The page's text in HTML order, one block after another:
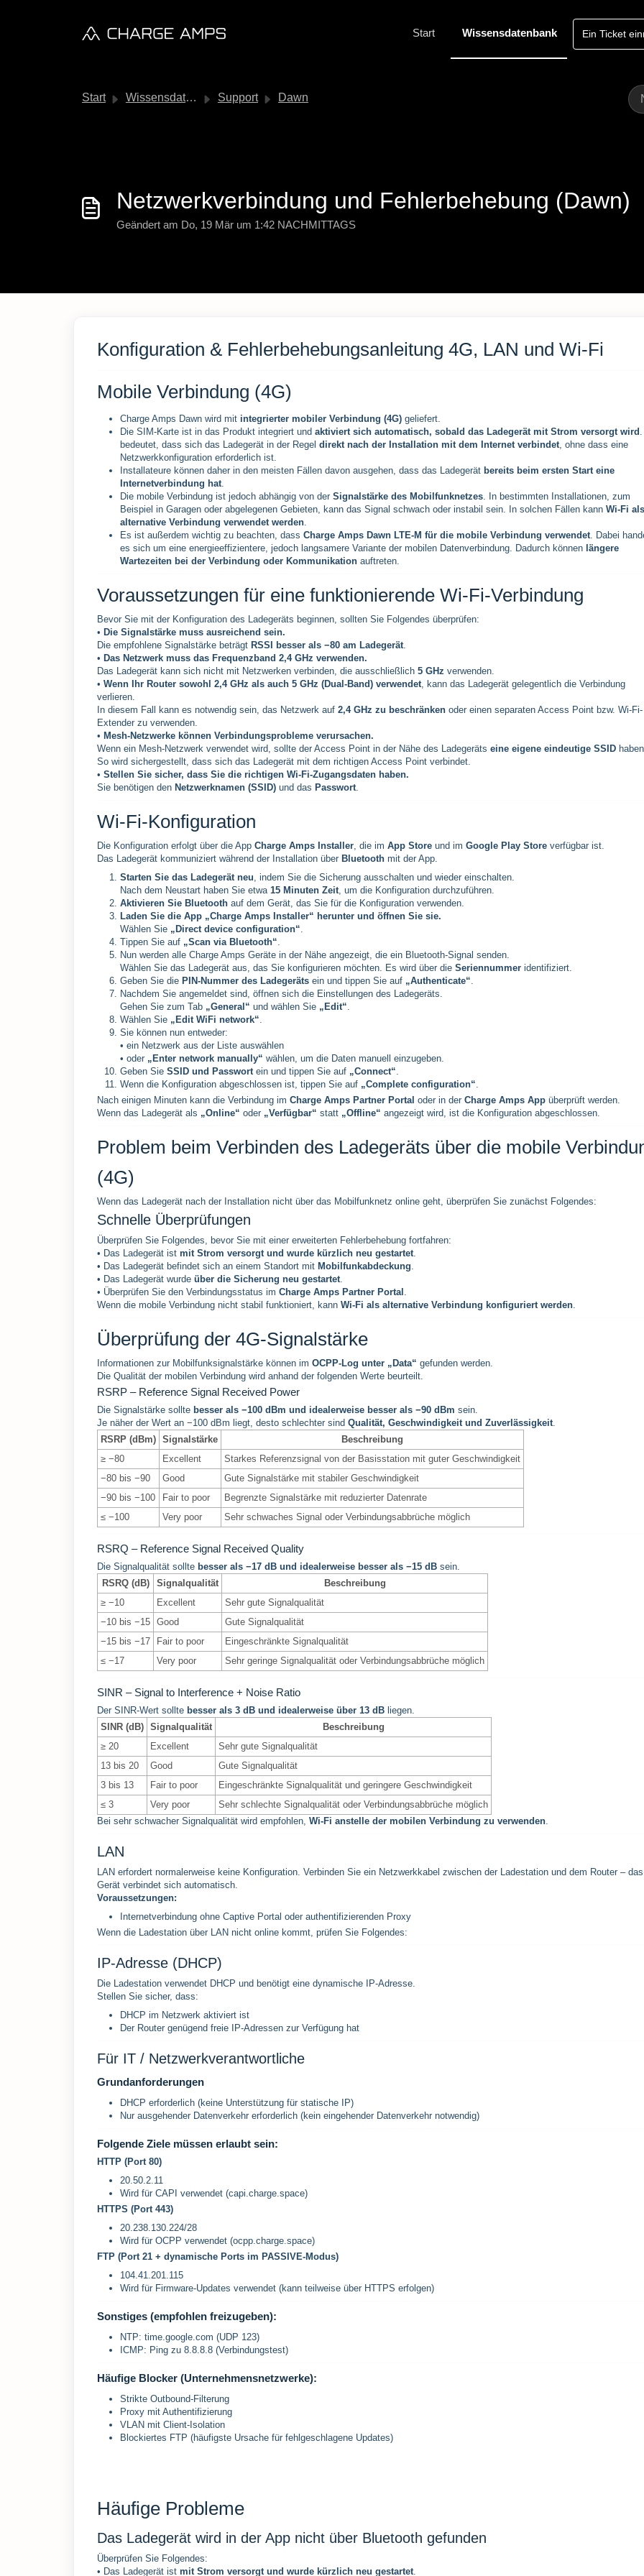
Start Wissensdatenbank Ein Ticket
Start Wissensdatenbank Support Dawn
Netzwerkverbindung und Fehlerbehebung (Dawn)
Geändert am Do, 19 Mär um 1:42 NACHMITTAGS
Konfiguration & Fehlerbehebungsanleitung 4G, LAN und Wi-Fi
Mobile Verbindung (4G)
Charge Amps Dawn wird mit integrierter mobiler Verbindung (4G) geliefert.
Die SIM-Karte ist in das Produkt integriert und aktiviert sich automatisch, sobald das Ladegerät mit Strom versorgt wird
bedeutet, dass sich das Ladegerät in der Regel direkt nach der Installation mit dem Internet verbindet, ohne dass eine
Netzwerkkonfiguration erforderlich ist.
Installateure können daher in den meisten Fällen davon ausgehen, dass das Ladegerät bereits beim ersten Start eine
Internetverbindung hat.
Die mobile Verbindung ist jedoch abhängig von der Signalstärke des Mobilfunknetzes. In bestimmten Installationen, zum
Beispiel in Garagen oder abgelegenen Gebieten, kann das Signal schwach oder instabil sein. In solchen Fällen kann Wi-Fi als
alternative Verbindung verwendet werden.
Es ist außerdem wichtig zu beachten, dass Charge Amps Dawn LTE-M für die mobile Verbindung verwendet. Dabei
es sich um eine energieeffizientere, jedoch langsamere Variante der mobilen Datenverbindung. Dadurch können längere
Wartezeiten bei der Verbindung oder Kommunikation auftreten.
Voraussetzungen für eine funktionierende Wi-Fi-Verbindung
Bevor Sie mit der Konfiguration des Ladegeräts beginnen, sollten Sie Folgendes überprüfen:
• Die Signalstärke muss ausreichend sein.
Die empfohlene Signalstärke beträgt RSSI besser als −80 am Ladegerät.
• Das Netzwerk muss das Frequenzband 2,4 GHz verwenden.
Das Ladegerät kann sich nicht mit Netzwerken verbinden, die ausschließlich 5 GHz verwenden.
• Wenn Ihr Router sowohl 2,4 GHz als auch 5 GHz (Dual-Band) verwendet, kann das Ladegerät gelegentlich die Verbindung
verlieren.
In diesem Fall kann es notwendig sein, das Netzwerk auf 2,4 GHz zu beschränken oder einen separaten Access Point bzw. Wi-Fi-
Extender zu verwenden.
• Mesh-Netzwerke können Verbindungsprobleme verursachen.
Wenn ein Mesh-Netzwerk verwendet wird, sollte der Access Point in der Nähe des Ladegeräts eine eigene eindeutige SSID
So wird sichergestellt, dass sich das Ladegerät mit dem richtigen Access Point verbindet.
• Stellen Sie sicher, dass Sie die richtigen Wi-Fi-Zugangsdaten haben.
Sie benötigen den Netzwerknamen (SSID) und das Passwort.
Wi-Fi-Konfiguration
Die Konfiguration erfolgt über die App Charge Amps Installer, die im App Store und im Google Play Store verfügbar ist.
Das Ladegerät kommuniziert während der Installation über Bluetooth mit der App.
Starten Sie das Ladegerät neu, indem Sie die Sicherung ausschalten und wieder einschalten.
Nach dem Neustart haben Sie etwa 15 Minuten Zeit, um die Konfiguration durchzuführen.
Aktivieren Sie Bluetooth auf dem Gerät, das Sie für die Konfiguration verwenden.
Laden Sie die App „Charge Amps Installer“ herunter und öffnen Sie sie.
Wählen Sie „Direct device configuration“.
Tippen Sie auf „Scan via Bluetooth“.
Nun werden alle Charge Amps Geräte in der Nähe angezeigt, die ein Bluetooth-Signal senden.
Wählen Sie das Ladegerät aus, das Sie konfigurieren möchten. Es wird über die Seriennummer identifiziert.
Geben Sie die PIN-Nummer des Ladegeräts ein und tippen Sie auf „Authenticate“.
Nachdem Sie angemeldet sind, öffnen sich die Einstellungen des Ladegeräts.
Gehen Sie zum Tab „General“ und wählen Sie „Edit“.
Wählen Sie „Edit WiFi network“.
Sie können nun entweder:
• ein Netzwerk aus der Liste auswählen
• oder „Enter network manually“ wählen, um die Daten manuell einzugeben.
Geben Sie SSID und Passwortein und tippen Sie auf „Connect“.
Wenn die Konfiguration abgeschlossen ist, tippen Sie auf „Complete configuration“.
Nach einigen Minuten kann die Verbindung im Charge Amps Partner Portal oder in der Charge Amps App überprüft werden.
Wenn das Ladegerät als „Online“ oder „Verfügbar“ statt „Offline“ angezeigt wird, ist die Konfiguration abgeschlossen.
Problem beim Verbinden des Ladegeräts über die mobile
(4G)
Wenn das Ladegerät nach der Installation nicht über das Mobilfunknetz online geht, überprüfen Sie zunächst Folgendes:
Schnelle Überprüfungen
Überprüfen Sie Folgendes, bevor Sie mit einer erweiterten Fehlerbehebung fortfahren:
• Das Ladegerät ist mit Strom versorgt und wurde kürzlich neu gestartet.
• Das Ladegerät befindet sich an einem Standort mit Mobilfunkabdeckung.
• Das Ladegerät wurde über die Sicherung neu gestartet.
• Überprüfen Sie den Verbindungsstatus im Charge Amps Partner Portal .
Wenn die mobile Verbindung nicht stabil funktioniert, kann Wi-Fi als alternative Verbindung konfiguriert werden.
Überprüfung der 4G-Signalstärke
Informationen zur Mobilfunksignalstärke können im OCPP-Log unter „Data“ gefunden werden.
Die Qualität der mobilen Verbindung wird anhand der folgenden Werte beurteilt.
RSRP – Reference Signal Received Power
Die Signalstärke sollte besser als −100 dBm und idealerweise besser als −90 dBm sein.
Je näher der Wert an −100 dBm liegt, desto schlechter sind Qualität, Geschwindigkeit und Zuverlässigkeit.
RSRP (dBm) Signalstärke
Beschreibung
≥ −80
Excellent
Starkes Referenzsignal von der Basisstation mit guter Geschwindigkeit
−80 bis −90
Good
Gute Signalstärke mit stabiler Geschwindigkeit
−90 bis −100
Fair to poor
Begrenzte Signalstärke mit reduzierter Datenrate
≤ −100
Very poor Sehr schwaches Signal oder Verbindungsabbrüche möglich
RSRQ – Reference Signal Received Quality
Die Signalqualität sollte besser als −17 dB und idealerweise besser als −15 dB sein.
RSRQ (dB)
Signalqualität
Beschreibung
≥ −10
Excellent
Sehr gute Signalqualität
−10 bis −15 Good
Gute Signalqualität
−15 bis −17
Fair to poor
Eingeschränkte Signalqualität
≤ −17
Very poor Sehr geringe Signalqualität oder Verbindungsabbrüche möglich
SINR – Signal to Interference + Noise Ratio
Der SINR-Wert sollte besser als 3 dB und idealerweise über 13 dB liegen.
SINR (dB) Signalqualität
Beschreibung
≥ 20
Excellent
Sehr gute Signalqualität
13 bis 20
Good
Gute Signalqualität
3 bis 13
Fair to poor
Eingeschränkte Signalqualität und geringere Geschwindigkeit
≤ 3
Very poor
Sehr schlechte Signalqualität oder Verbindungsabbrüche möglich
Bei sehr schwacher Signalqualität wird empfohlen, Wi-Fi anstelle der mobilen Verbindung zu verwenden.
LAN
LAN erfordert normalerweise keine Konfiguration. Verbinden Sie ein Netzwerkkabel zwischen der Ladestation und dem Router – das
Gerät verbindet sich automatisch.
Voraussetzungen:
Internetverbindung ohne Captive Portal oder authentifizierenden Proxy
Wenn die Ladestation über LAN nicht online kommt, prüfen Sie Folgendes:
IP-Adresse (DHCP)
Die Ladestation verwendet DHCP und benötigt eine dynamische IP-Adresse.
Stellen Sie sicher, dass:
DHCP im Netzwerk aktiviert ist
Der Router genügend freie IP-Adressen zur Verfügung hat
Für IT / Netzwerkverantwortliche
Grundanforderungen
DHCP erforderlich (keine Unterstützung für statische IP)
Nur ausgehender Datenverkehr erforderlich (kein eingehender Datenverkehr notwendig)
Folgende Ziele müssen erlaubt sein:
HTTP (Port 80)
20.50.2.11
Wird für CAPI verwendet (capi.charge.space)
HTTPS (Port 443)
20.238.130.224/28
Wird für OCPP verwendet (ocpp.charge.space)
FTP (Port 21 + dynamische Ports im PASSIVE-Modus)
104.41.201.115
Wird für Firmware-Updates verwendet (kann teilweise über HTTPS erfolgen)
Sonstiges (empfohlen freizugeben):
NTP: time.google.com (UDP 123)
ICMP: Ping zu 8.8.8.8 (Verbindungstest)
Häufige Blocker (Unternehmensnetzwerke):
Strikte Outbound-Filterung
Proxy mit Authentifizierung
VLAN mit Client-Isolation
Blockiertes FTP (häufigste Ursache für fehlgeschlagene Updates)
Häufige Probleme
Das Ladegerät wird in der App nicht über Bluetooth gefunden
Überprüfen Sie Folgendes:
• Das Ladegerät ist mit Strom versorgt und wurde kürzlich neu gestartet.